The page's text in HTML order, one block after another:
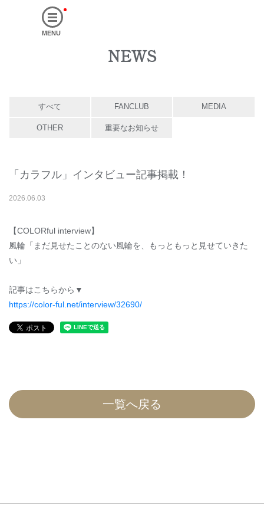
MENU
NEWS
すべて FANCLUB MEDIA
OTHER 重要なお知らせ
「カラフル」インタビュー記事掲載！
2026.06.03
【COLORful interview】
風輪「まだ見せたことのない風輪を、もっともっと見せていきた
い」
記事はこちらから▼
https://color-ful.net/interview/32690/
一覧へ戻る